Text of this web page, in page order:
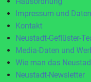
Impressum und
Kontakt
Neustadt-Geflüster-
Media-Daten und
Wie man das
Neustadt-Newsletter